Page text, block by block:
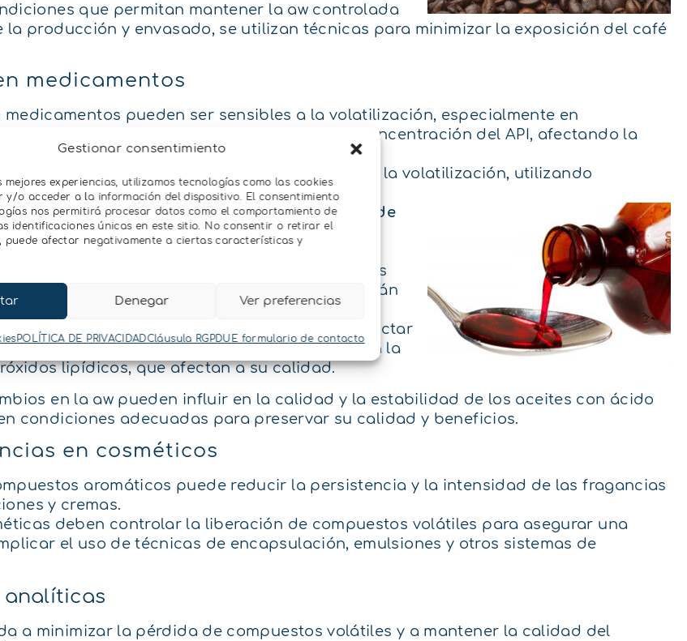
Gestionar consentimiento
mejores experiencias, utilizamos tecnologías como las cookies
y/o acceder a la información del dispositivo. El consentimiento
nos permitirá procesar datos como el comportamiento de
identificaciones únicas en este sitio. No consentir o retirar el
puede afectar negativamente a ciertas características y
Denegar Ver preferencias
POLÍTICA DE PRIVACIDADCláusula RGPDUE formulario de contacto
que permitan mantener la aw controlada
la producción y envasado, se utilizan técnicas para minimizar la exposición del café
medicamentos
pueden ser sensibles a la volatilización, especialmente en
de compuestos volátiles puede alterar la concentración del API, afectando la
para proteger los principios activos de la volatilización, utilizando
de almacenamiento controladas.
en muchos aceites vegetales, como elaceite de
en un entorno con baja humedad relativa, el
evaporación de algunos de sus componentes
el aroma (y el sabor) del aceite cambiarán
con humedad relativa elevada, esta puede afectar
linoleico y oxidarlo. Lo que puede llevar a la
lipídicos, que afectan a su calidad.
en la aw pueden influir en la calidad y la estabilidad de los aceites con ácido
condiciones adecuadas para preservar su calidad y beneficios.
en cosméticos
aromáticos puede reducir la persistencia y la intensidad de las fragancias
y cremas.
deben controlar la liberación de compuestos volátiles para asegurar una
el uso de técnicas de encapsulación, emulsiones y otros sistemas de
analíticas
a minimizar la pérdida de compuestos volátiles y a mantener la calidad del